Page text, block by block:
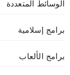
الوسائط المتعددة
برامج إسلامية
برامج الألعاب